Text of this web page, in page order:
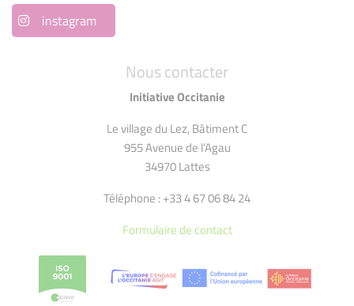
Nous contacter
Initiative Occitanie
Le village du Lez, Bâtiment C
955 Avenue de l’Agau
34970 Lattes
Téléphone : +33 4 67 06 84 24
Formulaire de contact
instagram